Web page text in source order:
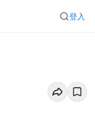
登入